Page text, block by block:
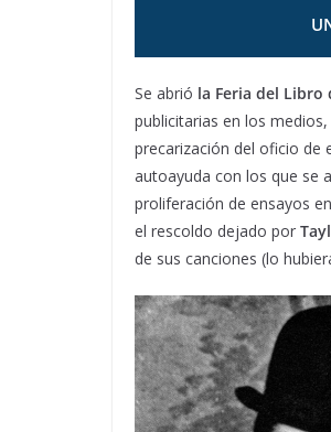
Se abrió la Feria del Libro
publicitarias en los
precarización del oficio de
autoayuda con los que se
proliferación de ensayos
el rescoldo dejado por
de sus canciones (lo